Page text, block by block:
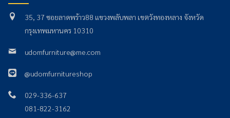
35, 37 ซอยลาดพร้าว88 แขวงพลับพลา เขตวังทองหลาง จังหวัด
กรุงเทพมหานคร 10310
udomfurniture@me.com
@udomfurnitureshop
029-336-637
081-822-3162